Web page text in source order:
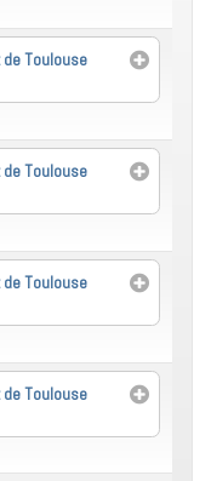
de Toulouse
de Toulouse
de Toulouse
de Toulouse